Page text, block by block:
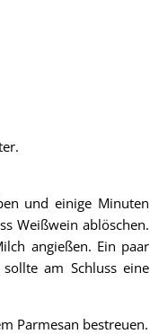
und einige Minuten
Weißwein ablöschen.
angießen. Ein paar
am Schluss eine
Parmesan bestreuen.